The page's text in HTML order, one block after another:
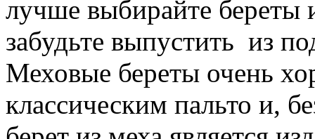
лучше выбирайте береты
забудьте выпустить из
Меховые береты очень
классическим пальто и,